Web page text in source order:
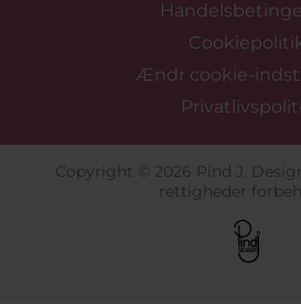
Ændr cookie-
Copyright © 2026 Pind J.
rettigheder